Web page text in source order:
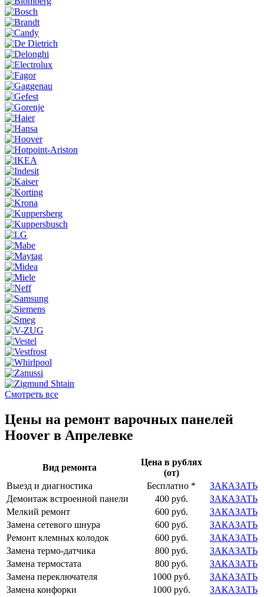
Смотреть все
Цены на ремонт варочных панелей
Hoover в Апрелевке
Вид ремонта
Цена в рублях
(от)
Выезд и диагностика
Бесплатно *
ЗАКАЗАТЬ
Демонтаж встроенной панели
400 руб.
ЗАКАЗАТЬ
Мелкий ремонт
600 руб.
ЗАКАЗАТЬ
Замена сетевого шнура
600 руб.
ЗАКАЗАТЬ
Ремонт клемных колодок
600 руб.
ЗАКАЗАТЬ
Замена термо-датчика
800 руб.
ЗАКАЗАТЬ
Замена термостата
800 руб.
ЗАКАЗАТЬ
Замена переключателя
1000 руб.
ЗАКАЗАТЬ
Замена конфорки
1000 руб.
ЗАКАЗАТЬ